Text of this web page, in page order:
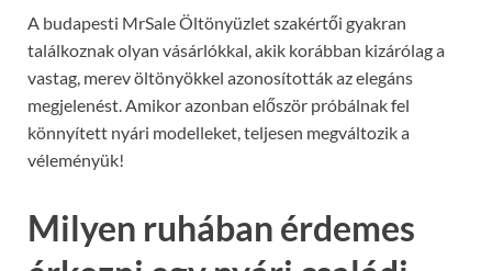
A budapesti MrSale Öltönyüzlet szakértői gyakran
találkoznak olyan vásárlókkal, akik korábban kizárólag a
vastag, merev öltönyökkel azonosították az elegáns
megjelenést. Amikor azonban először próbálnak fel
könnyített nyári modelleket, teljesen megváltozik a
véleményük!
Milyen ruhában érdemes